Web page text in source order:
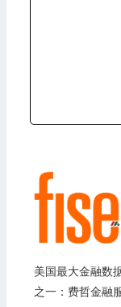
美国最大金融数
之一：费哲金融